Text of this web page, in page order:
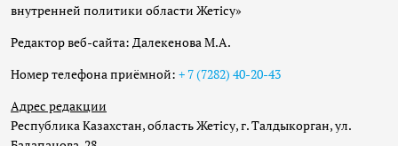
внутренней политики области Жетісу»
Редактор веб-сайта: Далекенова М.А.
Номер телефона приёмной: + 7 (7282) 40-20-43
Адрес редакции
Республика Казахстан, область Жетісу, г. Талдыкорган, ул.